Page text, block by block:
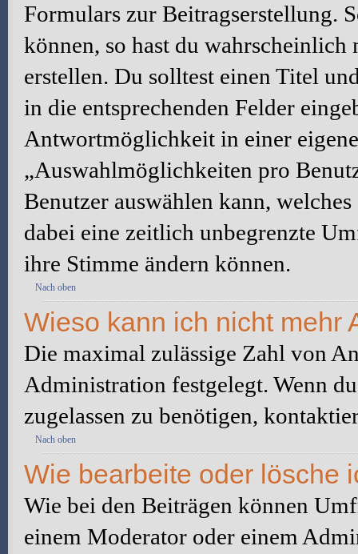
Formulars zur Beitragserstellung.
können, so hast du
erstellen. Du solltest einen Titel
in die entsprechenden Felder
Antwortmöglichkeit in einer
„Auswahlmöglichkeiten pro
Benutzer auswählen kann,
dabei eine zeitlich unbegrenzte
ihre Stimme ändern können.
Nach oben
Wieso kann ich nicht mehr
Die maximal zulässige Zahl von
Administration festgelegt. Wenn
zugelassen zu benötigen,
Nach oben
Wie bearbeite oder lösche
Wie bei den Beiträgen können
einem Moderator oder einem